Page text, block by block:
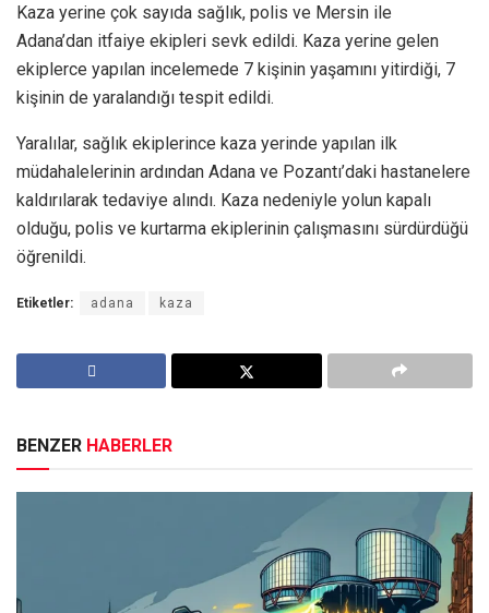
Kaza yerine çok sayıda sağlık, polis ve Mersin ile
Adana’dan itfaiye ekipleri sevk edildi. Kaza yerine gelen
ekiplerce yapılan incelemede 7 kişinin yaşamını yitirdiği, 7
kişinin de yaralandığı tespit edildi.
Yaralılar, sağlık ekiplerince kaza yerinde yapılan ilk
müdahalelerinin ardından Adana ve Pozantı’daki hastanelere
kaldırılarak tedaviye alındı. Kaza nedeniyle yolun kapalı
olduğu, polis ve kurtarma ekiplerinin çalışmasını sürdürdüğü
öğrenildi.
Etiketler: adana kaza
BENZER HABERLER